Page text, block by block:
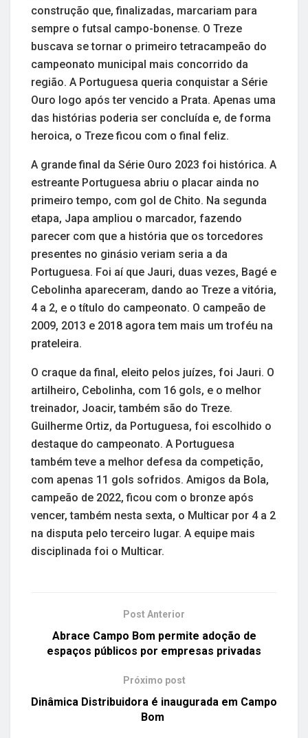
construção que, finalizadas, marcariam para
sempre o futsal campo-bonense. O Treze
buscava se tornar o primeiro tetracampeão do
campeonato municipal mais concorrido da
região. A Portuguesa queria conquistar a Série
Ouro logo após ter vencido a Prata. Apenas uma
das histórias poderia ser concluída e, de forma
heroica, o Treze ficou com o final feliz.
A grande final da Série Ouro 2023 foi histórica. A
estreante Portuguesa abriu o placar ainda no
primeiro tempo, com gol de Chito. Na segunda
etapa, Japa ampliou o marcador, fazendo
parecer com que a história que os torcedores
presentes no ginásio veriam seria a da
Portuguesa. Foi aí que Jauri, duas vezes, Bagé e
Cebolinha apareceram, dando ao Treze a vitória,
4 a 2, e o título do campeonato. O campeão de
2009, 2013 e 2018 agora tem mais um troféu na
prateleira.
O craque da final, eleito pelos juízes, foi Jauri. O
artilheiro, Cebolinha, com 16 gols, e o melhor
treinador, Joacir, também são do Treze.
Guilherme Ortiz, da Portuguesa, foi escolhido o
destaque do campeonato. A Portuguesa
também teve a melhor defesa da competição,
com apenas 11 gols sofridos. Amigos da Bola,
campeão de 2022, ficou com o bronze após
vencer, também nesta sexta, o Multicar por 4 a 2
na disputa pelo terceiro lugar. A equipe mais
disciplinada foi o Multicar.
Post Anterior
Abrace Campo Bom permite adoção de
espaços públicos por empresas privadas
Próximo post
Dinâmica Distribuidora é inaugurada em Campo
Bom